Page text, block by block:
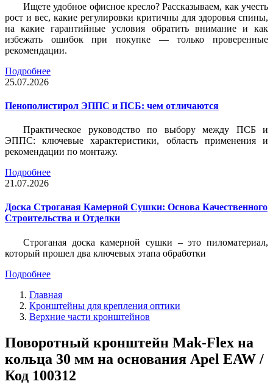
Ищете удобное офисное кресло? Рассказываем, как учесть
рост и вес, какие регулировки критичны для здоровья спины,
на какие гарантийные условия обратить внимание и как
избежать ошибок при покупке — только проверенные
рекомендации.
Подробнее
25.07.2026
Пенополистирол ЭППС и ПСБ: чем отличаются
Практическое руководство по выбору между ПСБ и
ЭППС: ключевые характеристики, область применения и
рекомендации по монтажу.
Подробнее
21.07.2026
Доска Строганая Камерной Сушки: Основа Качественного
Строительства и Отделки
Строганая доска камерной сушки – это пиломатериал,
который прошел два ключевых этапа обработки
Подробнее
Главная
Кронштейны для крепления оптики
Верхние части кронштейнов
Поворотный кронштейн Mak-Flex на
кольца 30 мм на основания Apel EAW /
Код 100312